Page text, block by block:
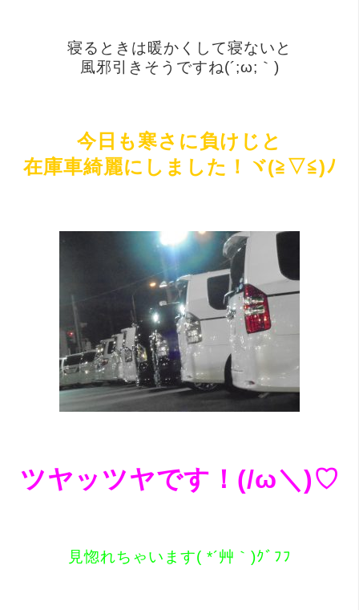
寝るときは暖かくして寝ないと
風邪引きそうですね(´;ω;｀)
今日も寒さに負けじと
在庫車綺麗にしました！ヾ(≧▽≦)ﾉ
ツヤッツヤです！(/ω＼)♡
見惚れちゃいます( *´艸｀)ｸﾞﾌﾌ